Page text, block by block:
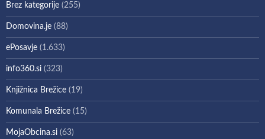
Brez kategorije (255)
Domovina.je (88)
ePosavje (1.633)
info360.si (323)
Knjižnica Brežice (19)
Komunala Brežice (15)
MojaObcina.si (63)